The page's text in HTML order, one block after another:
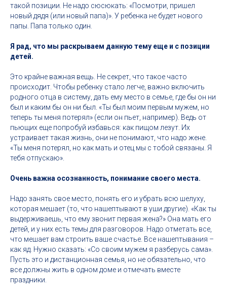
такой позиции. Не надо сюсюкать: «Посмотри, пришел
новый дядя (или новый папа)». У ребенка не будет нового
папы. Папа только один.
Я рад, что мы раскрываем данную тему еще и с позиции
детей.
Это крайне важная вещь. Не секрет, что такое часто
происходит. Чтобы ребенку стало легче, важно включить
родного отца в систему, дать ему место в семье, где бы он ни
был и каким бы он ни был. «Ты был моим первым мужем, но
теперь ты меня потерял» (если он пьет, например). Ведь от
пьющих еще попробуй избавься: как пищом лезут. Их
устраивает такая жизнь, они не понимают, что надо жене.
«Ты меня потерял, но как мать и отец мы с тобой связаны. Я
тебя отпускаю».
Очень важна осознанность, понимание своего места.
Надо занять свое место, понять его и убрать всю шелуху,
которая мешает (то, что нашептывают в уши другие). «Как ты
выдерживаешь, что ему звонит первая жена?» Она мать его
детей, и у них есть темы для разговоров. Надо отметать все,
что мешает вам строить ваше счастье. Все нашептывания –
как яд. Нужно сказать: «Со своим мужем я разберусь сама».
Пусть это и дистанционная семья, но не обязательно, что
все должны жить в одном доме и отмечать вместе
праздники.